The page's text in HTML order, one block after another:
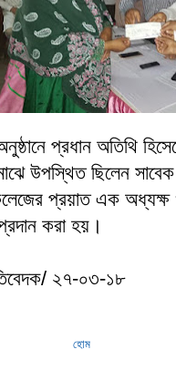
প্রধান অতিথি
উপস্থিত ছিলেন
কলেজের প্রয়াত এক
করা হয়।
২৭-০৩-১৮
হোম